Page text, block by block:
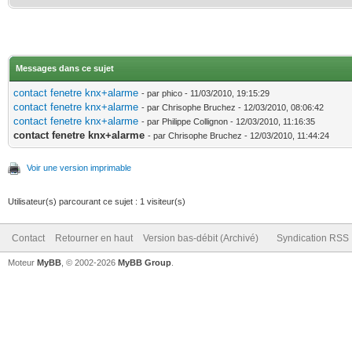
Messages dans ce sujet
contact fenetre knx+alarme - par phico - 11/03/2010, 19:15:29
contact fenetre knx+alarme - par Chrisophe Bruchez - 12/03/2010, 08:06:42
contact fenetre knx+alarme - par Philippe Collignon - 12/03/2010, 11:16:35
contact fenetre knx+alarme - par Chrisophe Bruchez - 12/03/2010, 11:44:24
Voir une version imprimable
Utilisateur(s) parcourant ce sujet : 1 visiteur(s)
Contact Retourner en haut Version bas-débit (Archivé) Syndication RSS
Moteur MyBB , © 2002-2026 MyBB Group